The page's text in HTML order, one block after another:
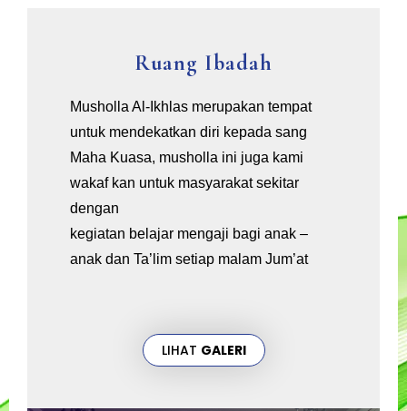
Ruang Ibadah
Musholla Al-Ikhlas merupakan tempat
untuk mendekatkan diri kepada sang
Maha Kuasa, musholla ini juga kami
wakaf kan untuk masyarakat sekitar
dengan
kegiatan belajar mengaji bagi anak –
anak dan Ta’lim setiap malam Jum’at
LIHAT GALERI